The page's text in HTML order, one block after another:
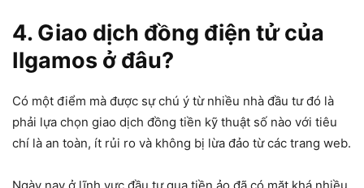
4. Giao dịch đồng điện tử của
Ilgamos ở đâu?
Có một điểm mà được sự chú ý từ nhiều nhà đầu tư đó là
phải lựa chọn giao dịch đồng tiền kỹ thuật số nào với tiêu
chí là an toàn, ít rủi ro và không bị lừa đảo từ các trang web.